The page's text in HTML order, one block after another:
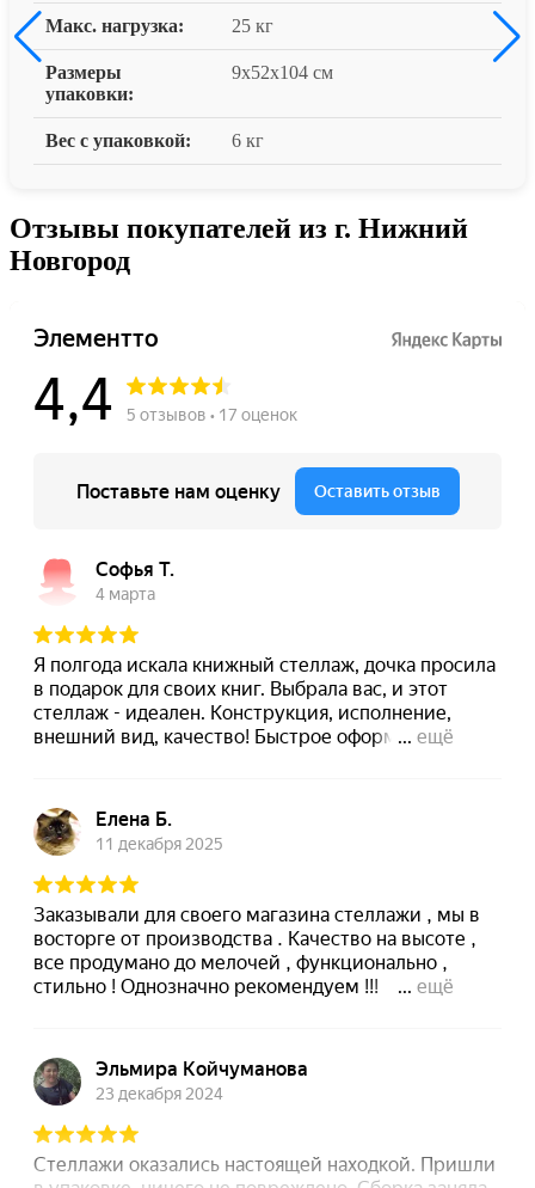
Макс. нагрузка: 25 кг
Размеры
упаковки:
9x52x104 см
Вес с упаковкой: 6 кг
Отзывы покупателей из г. Нижний
Новгород